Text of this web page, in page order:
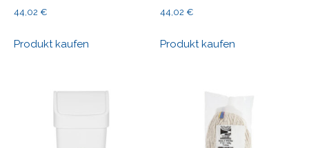
44,02 €
Produkt kaufen
44,02€
Produkt kaufen